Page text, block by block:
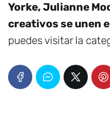
Yorke, Julianne
creativos se unen
puedes visitar la